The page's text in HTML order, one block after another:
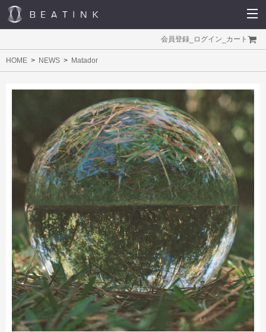
会員登録 ログイン カート
HOME NEWS Matador